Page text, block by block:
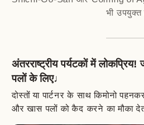
भी उपयुक्त
अंतरराष्ट्रीय पर्यटकों में लोकप्रिय!
पलों के लिए♩
दोस्तों या पार्टनर के साथ किमोनो
और खास पलों को कैद करने का मौका